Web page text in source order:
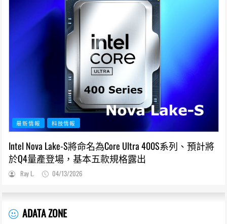
最新情報 科技情報
Intel Nova Lake-S將命名為Core Ultra 400S系列、預計將
於Q4量產登場，基本五款規格露出
Ray L. 04/13/2026
ADATA ZONE